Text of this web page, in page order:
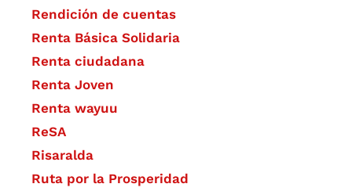
Rendición de cuentas
Renta Básica Solidaria
Renta ciudadana
Renta Joven
Renta wayuu
ReSA
Risaralda
Ruta por la Prosperidad